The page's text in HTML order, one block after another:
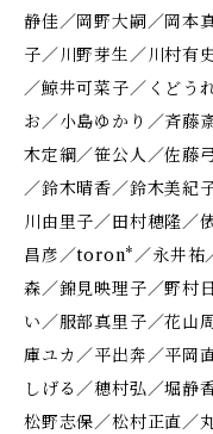
静佳／岡野大嗣／岡本
子／川野芽生／川村有
／鯨井可菜子／くどう
お／小島ゆかり／斉藤
木定綱／笹公人／佐藤
／鈴木晴香／鈴木美紀
川由里子／田村穂隆／
昌彦／toron*／永井祐
森／錦見映理子／野村
い／服部真里子／花山
庫ユカ／平出奔／平岡
しげる／穂村弘／堀静
松野志保／松村正直／